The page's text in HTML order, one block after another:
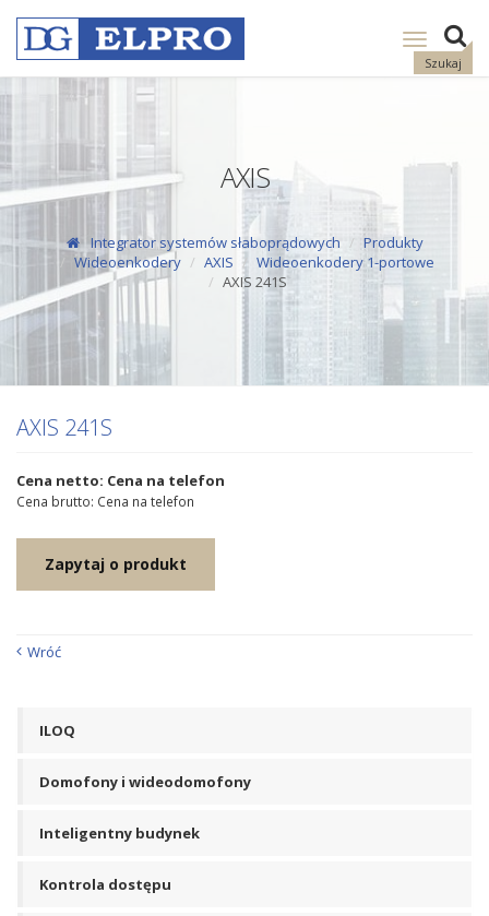
Szukaj
Pokaż
nawigację
AXIS
Integrator systemów słaboprądowych
Produkty
Wideoenkodery
AXIS
Wideoenkodery 1-portowe
AXIS 241S
AXIS 241S
Cena netto: Cena na telefon
Cena brutto: Cena na telefon
Zapytaj o produkt
Wróć
ILOQ
Domofony i wideodomofony
Inteligentny budynek
Kontrola dostępu